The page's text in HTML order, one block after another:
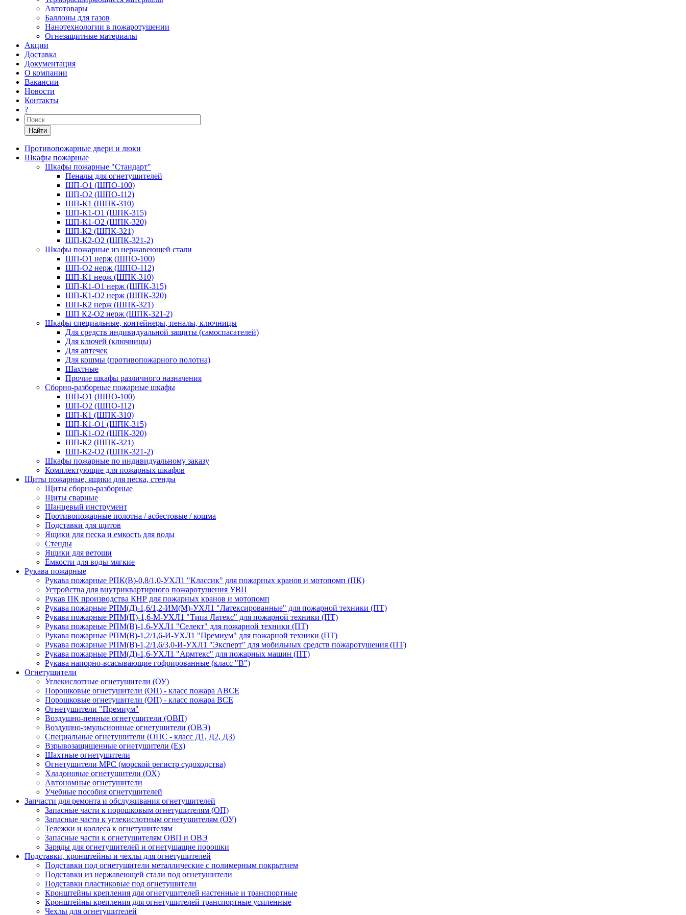
Автотовары
Баллоны для газов
Нанотехнологии в пожаротушении
Огнезащитные материалы
Акции
Доставка
Документация
О компании
Вакансии
Новости
Контакты
?
Найти
Противопожарные двери и люки
Шкафы пожарные
Шкафы пожарные "Стандарт"
Пеналы для огнетушителей
ШП-О1 (ШПО-100)
ШП-О2 (ШПО-112)
ШП-К1 (ШПК-310)
ШП-К1-О1 (ШПК-315)
ШП-К1-О2 (ШПК-320)
ШП-К2 (ШПК-321)
ШП-К2-О2 (ШПК-321-2)
Шкафы пожарные из нержавеющей стали
ШП-О1 нерж (ШПО-100)
ШП-О2 нерж (ШПО-112)
ШП-К1 нерж (ШПК-310)
ШП-К1-О1 нерж (ШПК-315)
ШП-К1-О2 нерж (ШПК-320)
ШП-К2 нерж (ШПК-321)
ШП К2-О2 нерж (ШПК-321-2)
Шкафы специальные, контейнеры, пеналы, ключницы
Для средств индивидуальной защиты (самоспасателей)
Для ключей (ключницы)
Для аптечек
Для кошмы (противопожарного полотна)
Шахтные
Прочие шкафы различного назначения
Сборно-разборные пожарные шкафы
ШП-О1 (ШПО-100)
ШП-О2 (ШПО-112)
ШП-К1 (ШПК-310)
ШП-К1-О1 (ШПК-315)
ШП-К1-О2 (ШПК-320)
ШП-К2 (ШПК-321)
ШП-К2-О2 (ШПК-321-2)
Шкафы пожарные по индивидуальному заказу
Комплектующие для пожарных шкафов
Щиты пожарные, ящики для песка, стенды
Щиты сборно-разборные
Щиты сварные
Шанцевый инструмент
Противопожарные полотна / асбестовые / кошма
Подставки для щитов
Ящики для песка и емкость для воды
Стенды
Ящики для ветоши
Ёмкости для воды мягкие
Рукава пожарные
Рукава пожарные РПК(В)-0,8/1,0-УХЛ1 "Классик" для пожарных кранов и мотопомп (ПК)
Устройства для внутриквартирного пожаротушения УВП
Рукав ПК производства КНР для пожарных кранов и мотопомп
Рукава пожарные РПМ(Д)-1,6/1,2-ИМ(M)-УХЛ1 "Латексированные" для пожарной техники (ПТ)
Рукава пожарные РПМ(П)-1,6-М-УХЛ1 "Типа Латекс" для пожарной техники (ПТ)
Рукава пожарные РПМ(В)-1,6-УХЛ1 "Селект" для пожарной техники (ПТ)
Рукава пожарные РПМ(В)-1,2/1,6-И-УХЛ1 "Премиум" для пожарной техники (ПТ)
Рукава пожарные РПМ(В)-1,2/1,6/3,0-И-УХЛ1 "Эксперт" для мобильных средств пожаротушения (ПТ)
Рукава пожарные РПМ(Д)-1,6-УХЛ1 "Армтекс" для пожарных машин (ПТ)
Рукава напорно-всасывающие гофрированные (класс "В")
Огнетушители
Углекислотные огнетушители (ОУ)
Порошковые огнетушители (ОП) - класс пожара АВСЕ
Порошковые огнетушители (ОП) - класс пожара ВСЕ
Огнетушители "Премиум"
Воздушно-пенные огнетушители (ОВП)
Воздушно-эмульсионные огнетушители (ОВЭ)
Специальные огнетушители (ОПС - класс Д1, Д2, Д3)
Взрывозащищенные огнетушители (Ex)
Шахтные огнетушители
Огнетушители МРС (морской регистр судоходства)
Хладоновые огнетушители (ОХ)
Автономные огнетушители
Учебные пособия огнетушителей
Запчасти для ремонта и обслуживания огнетушителей
Запасные части к порошковым огнетушителям (ОП)
Запасные части к углекислотным огнетушителям (ОУ)
Тележки и коллеса к огнетушителям
Запасные части к огнетушителям ОВП и ОВЭ
Заряды для огнетушителей и огнетушащие порошки
Подставки, кронштейны и чехлы для огнетушителей
Подставки под огнетушители металлические с полимерным покрытием
Подставки из нержавеющей стали под огнетушители
Подставки пластиковые под огнетушители
Кронштейны крепления для огнетушителей настенные и транспортные
Кронштейны крепления для огнетушителей транспортные усиленные
Чехлы для огнетушителей